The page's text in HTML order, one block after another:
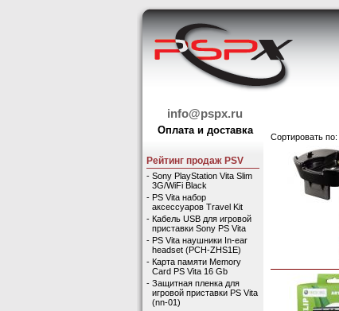
info@pspx.ru
Оплата и доставка
Рейтинг продаж PSV
- Sony PlayStation Vita Slim
3G/WiFi Black
- PS Vita набор
аксессуаров Travel Kit
- Кабель USB для игровой
приставки Sony PS Vita
- PS Vita наушники In-ear
headset (PCH-ZHS1E)
- Карта памяти Memory
Card PS Vita 16 Gb
- Защитная пленка для
игровой приставки PS Vita
(nn-01)
Сортировать по: